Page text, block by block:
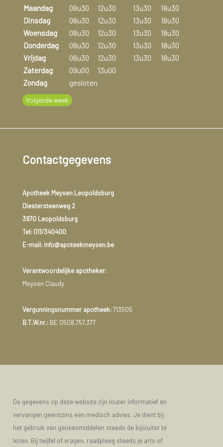
Maandag 08u30 12u30 13u30
18u30
Dinsdag
08u30 12u30 13u30
18u30
Woensdag
08u30 12u30 13u30
18u30
Donderdag
08u30 12u30 13u30
18u30
Vrijdag
08u30 12u30 13u30
18u30
Zaterdag
09u00
13u00
Zondag
gesloten
Volgende week
Contactgegevens
Apotheek Meysen Leopoldsburg
Diestersteenweg 2
3970 Leopoldsburg
Tel: 011/340400
E-mail: info@apoteekmeysen.be
Verantwoordelijke apotheker:
Meysen Claudy
Vergunningsnummer apotheek:713505
B.T.W.nr.:BE 0508.757.377
De gegevens op deze website zijn louter informatief en
vervangen geenszins een medisch advies. Je dient bij
het gebruik van geneesmiddelen steeds de bijsluiter te
lezen. Bij twijfel of vragen, raadpleeg steeds je arts of